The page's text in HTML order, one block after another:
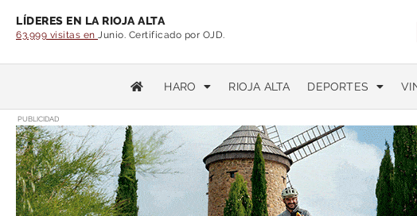
LÍDERES EN LA RIOJA ALTA
63.999 visitas en Junio. Certificado por OJD.
HARO RIOJA ALTA DEPORTES
PUBLICIDAD